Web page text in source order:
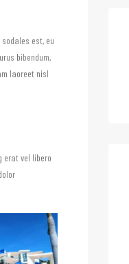
est, eu
bibendum,
laoreet nisl
erat vel libero